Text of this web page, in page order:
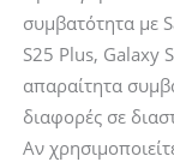
συμβατότητα με
S25 Plus, Galaxy
απαραίτητα
διαφορές σε
Αν